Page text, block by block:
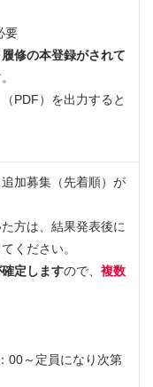
要
修の本登録がされて
PDF）を出力すると
加募集（先着順）が
方は、結果発表後に
ください。
定しますので、 複数
～定員になり次第